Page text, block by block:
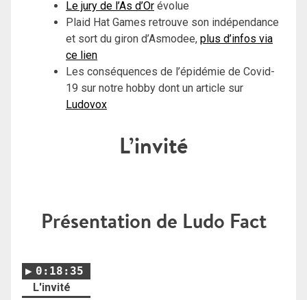
Le jury de l’As d’Or évolue
Plaid Hat Games retrouve son indépendance
et sort du giron d’Asmodee, plus d’infos via
ce lien
Les conséquences de l’épidémie de Covid-
19 sur notre hobby dont un article sur
Ludovox
L’invité
Présentation de Ludo Fact
0:18:35
L'invité